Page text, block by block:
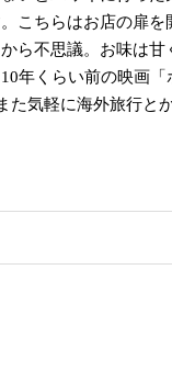
こちらはお店の扉
ら不思議。お味は
年くらい前の映画
気軽に海外旅行と